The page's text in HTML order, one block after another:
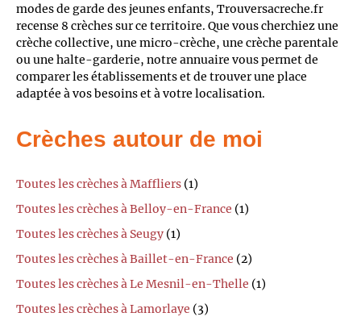
modes de garde des jeunes enfants, Trouversacreche.fr
recense 8 crèches sur ce territoire. Que vous cherchiez une
crèche collective, une micro-crèche, une crèche parentale
ou une halte-garderie, notre annuaire vous permet de
comparer les établissements et de trouver une place
adaptée à vos besoins et à votre localisation.
Crèches autour de moi
Toutes les crèches à Maffliers (1)
Toutes les crèches à Belloy-en-France (1)
Toutes les crèches à Seugy (1)
Toutes les crèches à Baillet-en-France (2)
Toutes les crèches à Le Mesnil-en-Thelle (1)
Toutes les crèches à Lamorlaye (3)